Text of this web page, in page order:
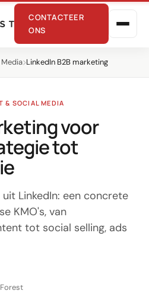
CONTACTEER
ONS
LinkedIn B2B marketing
& SOCIAL MEDIA
voor
tot
LinkedIn: een concrete
KMO's, van
tot social selling, ads